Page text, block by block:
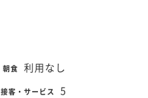
朝食 利用なし
接客・サービス 5